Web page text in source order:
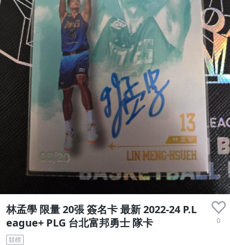
林孟學 限量 20張 簽名卡 最新 2022-24 P.L
eague+ PLG 台北富邦勇士 隊卡
0
競標